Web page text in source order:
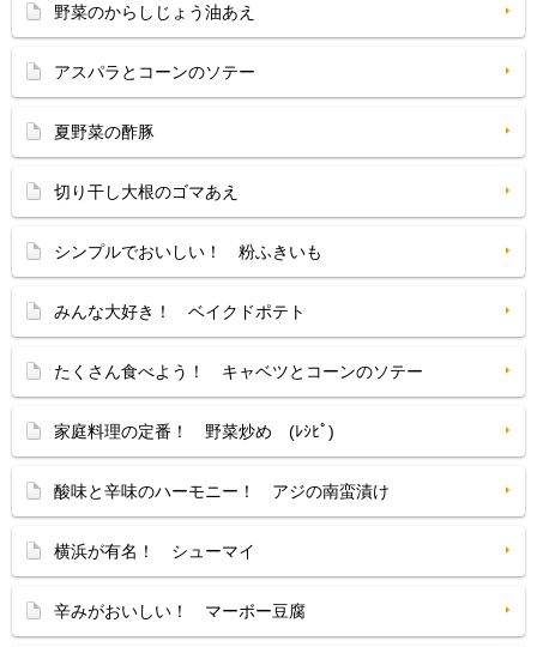
野菜のからしじょう油あえ
アスパラとコーンのソテー
夏野菜の酢豚
切り干し大根のゴマあえ
シンプルでおいしい！ 粉ふきいも
みんな大好き！ ベイクドポテト
たくさん食べよう！ キャベツとコーンのソテー
家庭料理の定番！ 野菜炒め (ﾚｼﾋﾟ)
酸味と辛味のハーモニー！ アジの南蛮漬け
横浜が有名！ シューマイ
辛みがおいしい！ マーボー豆腐